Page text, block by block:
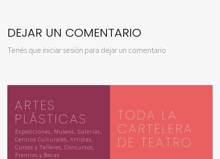
DEJAR UN COMENTARIO
Tenés que iniciar sesión para dejar un comentario
ARTES
PLÁSTICAS
Exposiciones, Museos, Galerías,
Centros Culturales, Artistas,
Cursos y Talleres, Concursos,
Premios y Becas
TODA LA
CARTELERA
DE TEATRO